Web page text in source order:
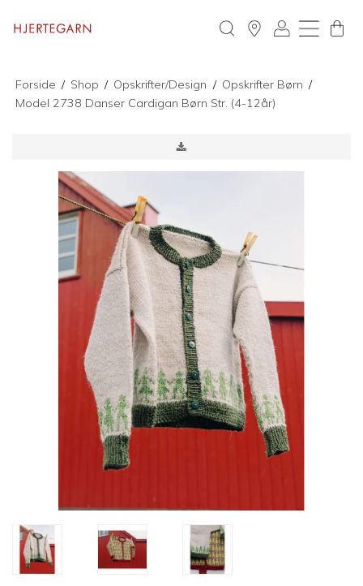
Forside / Shop / Opskrifter/Design / Opskrifter Børn /
Model 2738 Danser Cardigan Børn Str. (4-12år)